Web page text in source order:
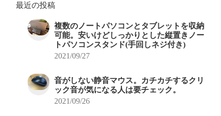
最近の投稿
複数のノートパソコンとタブレットを収納
可能。安いけどしっかりとした縦置きノー
トパソコンスタンド(手回しネジ付き)
2021/09/27
音がしない静音マウス。カチカチするクリ
ック音が気になる人は要チェック。
2021/09/26